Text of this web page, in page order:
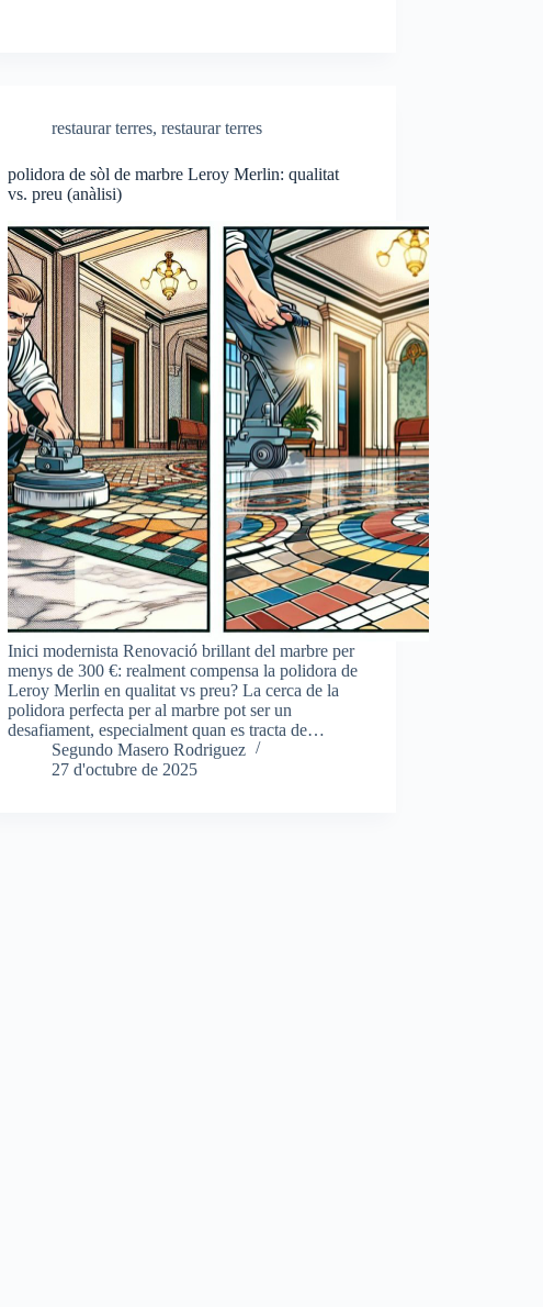
restaurar terres,restaurar terres
polidora de sòl de marbre Leroy Merlin: qualitat
vs. preu (anàlisi)
Inici modernista Renovació brillant del marbre per
menys de 300 €: realment compensa la polidora de
Leroy Merlin en qualitat vs preu? La cerca de la
polidora perfecta per al marbre pot ser un
desafiament, especialment quan es tracta de…
Segundo Masero Rodriguez
27 d'octubre de 2025